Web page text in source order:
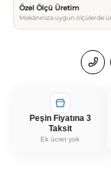
Özel Ölçü Üretim
Mekânınıza uygun ölçülerde
Peşin Fiyatına 3
Taksit
Ek ücret yok